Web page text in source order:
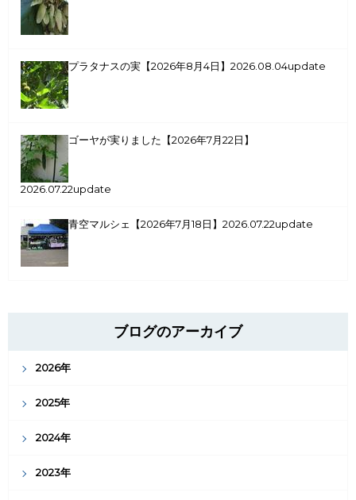
プラタナスの実【2026年8月4日】 2026.08.04update
ゴーヤが実りました【2026年7月22日】
2026.07.22update
青空マルシェ【2026年7月18日】 2026.07.22update
ブログのアーカイブ
2026年
2025年
2024年
2023年